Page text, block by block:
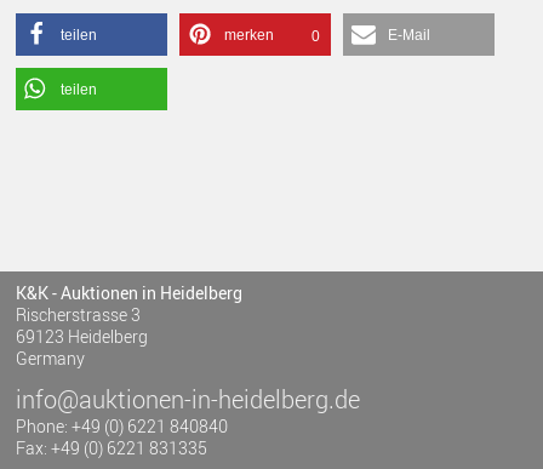
teilen merken 0 E-Mail
teilen
K&K - Auktionen in Heidelberg
Rischerstrasse 3
69123 Heidelberg
Germany
info@auktionen-in-heidelberg.de
Phone: +49 (0) 6221 840840
Fax: +49 (0) 6221 831335